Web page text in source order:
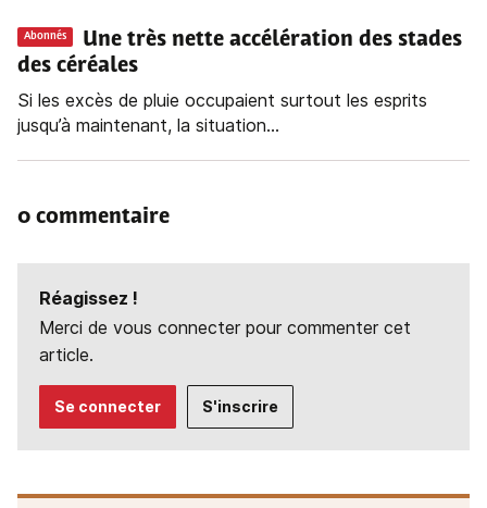
Abonnés
Une très nette accélération des stades
des céréales
Si les excès de pluie occupaient surtout les esprits
jusqu’à maintenant, la situation...
0 commentaire
Réagissez !
Merci de vous connecter pour commenter cet
article.
Se connecter S'inscrire